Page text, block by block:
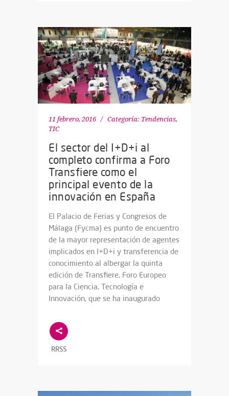
11 febrero, 2016 Categoría: Tendencias,
TIC
El sector del I+D+i al
completo confirma a Foro
Transfiere como el
principal evento de la
innovación en España
El Palacio de Ferias y Congresos de
Málaga (Fycma) es punto de encuentro
de la mayor representación de agentes
implicados en I+D+i y transferencia de
conocimiento al albergar la quinta
edición de Transfiere, Foro Europeo
para la Ciencia, Tecnología e
Innovación, que se ha inaugurado
RRSS